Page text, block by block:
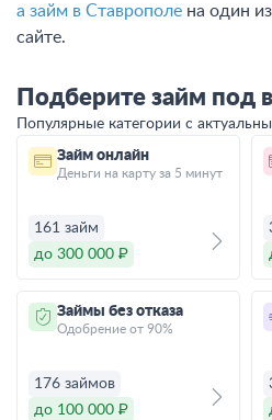
а займ в Ставрополе на один
сайте.
Подберите займ под
Популярные категории с
Займ онлайн
Деньги на карту за 5 минут
161 займ
до 300 000 ₽
Займы без отказа
Одобрение от 90%
176 займов
до 100 000 ₽